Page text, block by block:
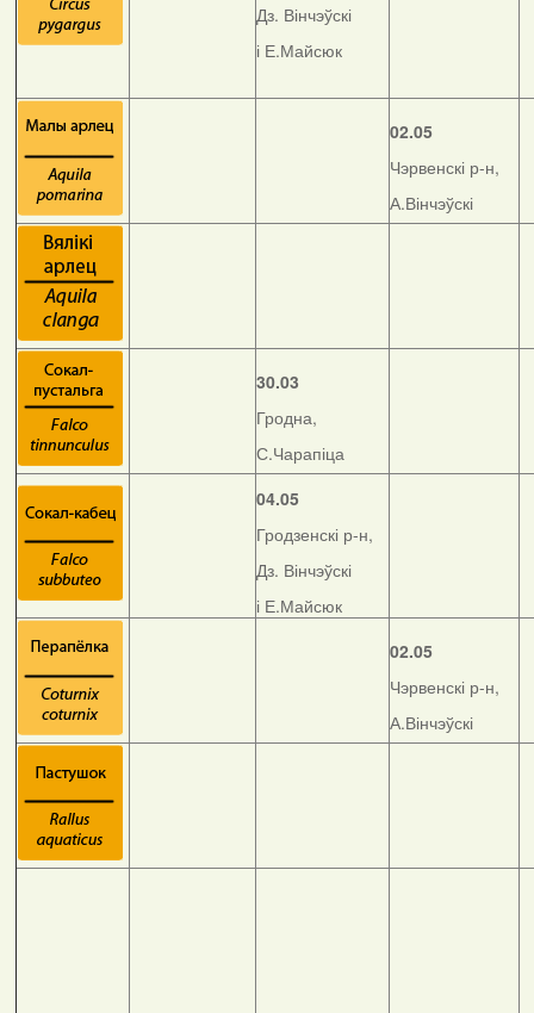
Дз. Вінчэўскі
і Е.Майсюк
02.05
Чэрвенскі р-н,
А.Вінчэўскі
30.03
Гродна,
С.Чарапіца
04.05
Гродзенскі р-н,
Дз. Вінчэўскі
і Е.Майсюк
02.05
Чэрвенскі р-н,
А.Вінчэўскі